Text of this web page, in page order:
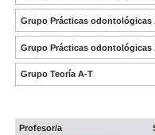
Grupo Prácticas odontológicas
Grupo Prácticas odontológicas
Grupo Teoría A-T
Profesor/a